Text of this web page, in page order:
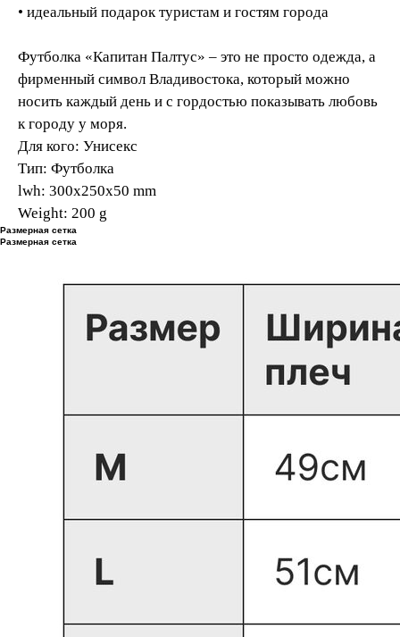
• идеальный подарок туристам и гостям города
Футболка «Капитан Палтус» – это не просто одежда, а
фирменный символ Владивостока, который можно
носить каждый день и с гордостью показывать любовь
к городу у моря.
Для кого: Унисекс
Тип: Футболка
lwh: 300x250x50 mm
Weight: 200 g
Размерная сетка
Размерная сетка